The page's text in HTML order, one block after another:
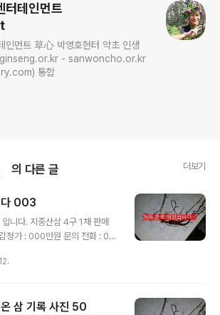
터테인먼트
인먼트 草心 박영호헌터 약초 인생
- sanwoncho.or.kr
통합
의 다른 글 더보기
다 003
니다. 지종산삼 4구 1채 판매
정가 : 000만원 문의 전화 : 01
십니까? 한국산원초산삼협회
면 됩니다. 또한 산삼에 대한 부
삼 기록 사진 50